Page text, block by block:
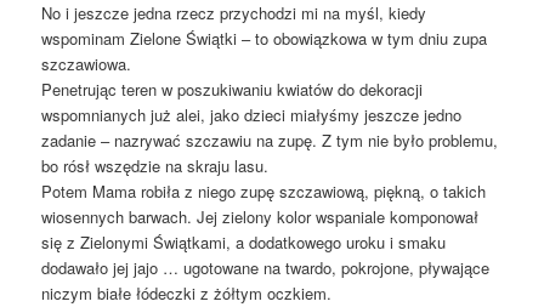
No i jeszcze jedna rzecz przychodzi mi na myśl, kiedy
wspominam Zielone Świątki – to obowiązkowa w tym dniu zupa
szczawiowa.
Penetrując teren w poszukiwaniu kwiatów do dekoracji
wspomnianych już alei, jako dzieci miałyśmy jeszcze jedno
zadanie – nazrywać szczawiu na zupę. Z tym nie było problemu,
bo rósł wszędzie na skraju lasu.
Potem Mama robiła z niego zupę szczawiową, piękną, o takich
wiosennych barwach. Jej zielony kolor wspaniale komponował
się z Zielonymi Świątkami, a dodatkowego uroku i smaku
dodawało jej jajo … ugotowane na twardo, pokrojone, pływające
niczym białe łódeczki z żółtym oczkiem.